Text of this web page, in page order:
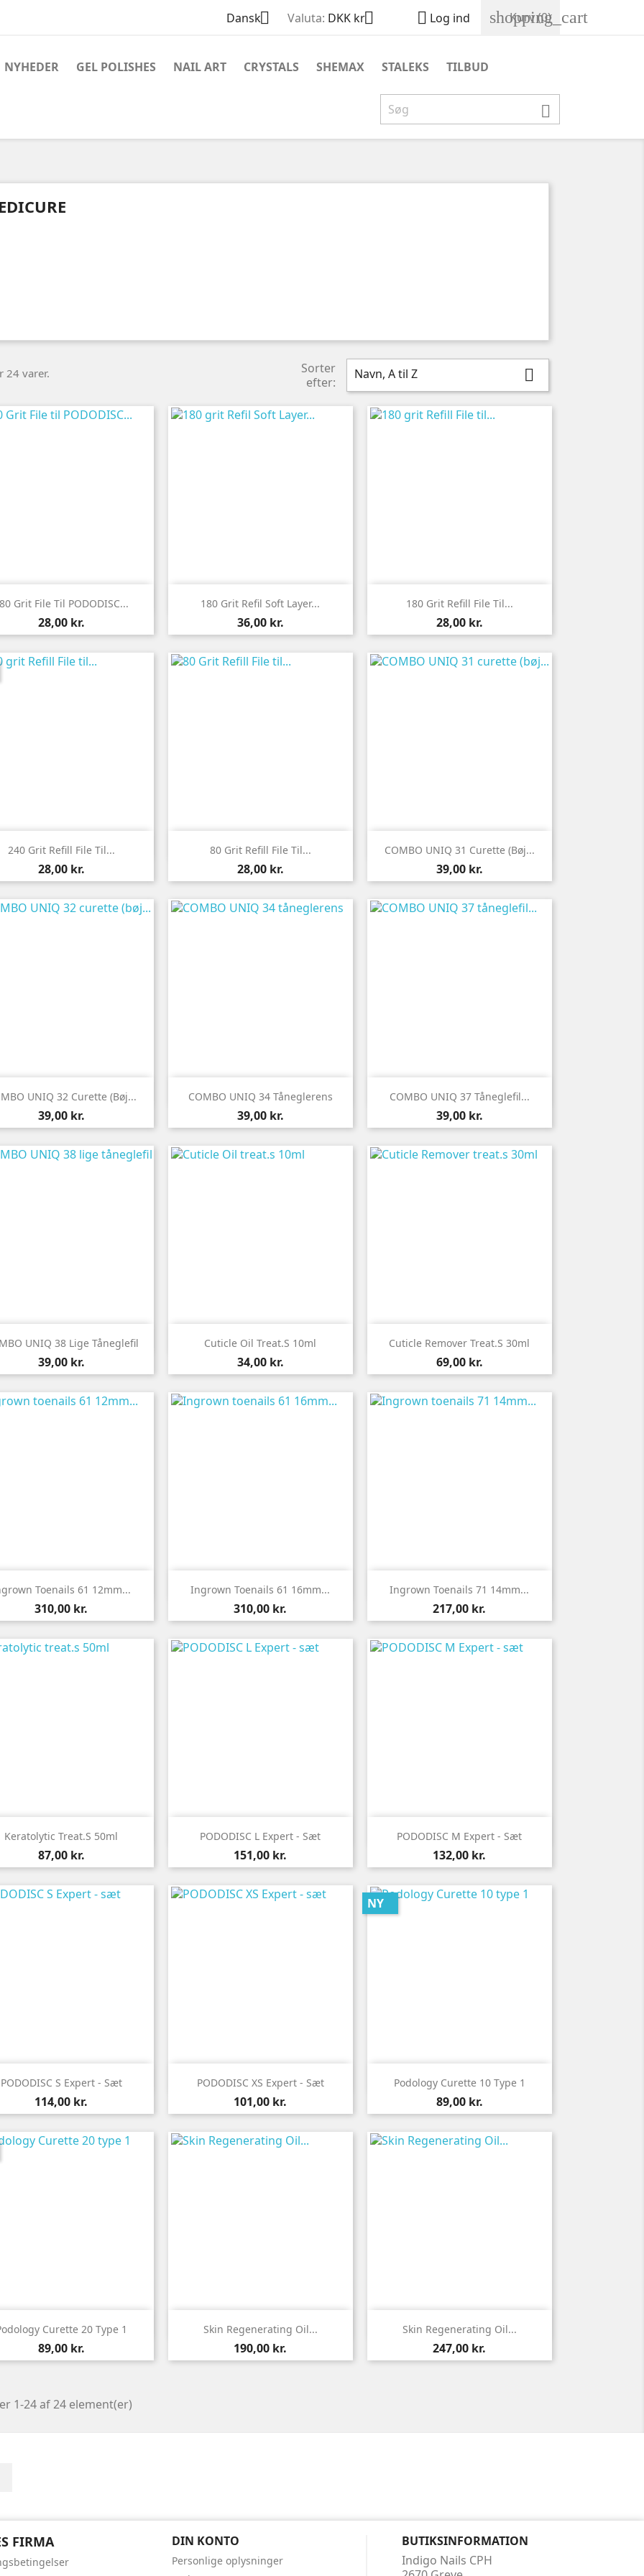
Dansk Valuta: DKK kr  Log ind shopping_cart
Kurv(0)
NYHEDER GEL POLISHES NAIL ART CRYSTALS SHEMAX STALEKS TILBUD

24 varer.
Sorter
efter:
Navn, A til Z 
Grit File Til PODODISC...
Pris
28,00 kr.
 Vis her 180 Grit Refil Soft Layer...
Pris
36,00 kr.
 Vis her 180 Grit Refill File Til...
Pris
28,00 kr.
 Vis her
240 Grit Refill File Til...
Pris
28,00 kr.
 Vis her 80 Grit Refill File Til...
Pris
28,00 kr.
 Vis her COMBO UNIQ 31 Curette (bøj...
Pris
39,00 kr.
 Vis her
UNIQ 32 Curette (bøj...
Pris
39,00 kr.
 Vis her COMBO UNIQ 34 Tåneglerens
Pris
39,00 kr.
 Vis her COMBO UNIQ 37 Tåneglefil...
Pris
39,00 kr.
 Vis her
UNIQ 38 Lige Tåneglefil
Pris
39,00 kr.
 Vis her Cuticle Oil Treat.s 10ml
Pris
34,00 kr.
 Vis her Cuticle Remover Treat.s 30ml
Pris
69,00 kr.
 Vis her
Toenails 61 12mm...
Pris
310,00 kr.
 Vis her Ingrown Toenails 61 16mm...
Pris
310,00 kr.
 Vis her Ingrown Toenails 71 14mm...
Pris
217,00 kr.
 Vis her
Keratolytic Treat.s 50ml
Pris
87,00 kr.
 Vis her PODODISC L Expert - Sæt
Pris
151,00 kr.
 Vis her PODODISC M Expert - Sæt
Pris
132,00 kr.
 Vis her
PODODISC S Expert - Sæt
Pris
114,00 kr.
 Vis her PODODISC XS Expert - Sæt
Pris
101,00 kr.
 Vis her Podology Curette 10 Type 1
Pris
89,00 kr.
NY
 Vis her
Curette 20 Type 1
Pris
89,00 kr.
 Vis her Skin Regenerating Oil...
Pris
190,00 kr.
 Vis her Skin Regenerating Oil...
Pris
247,00 kr.
 Vis her
1-24 af 24 element(er)
FIRMA DIN KONTO
Personlige oplysninger
BUTIKSINFORMATION
Indigo Nails CPH